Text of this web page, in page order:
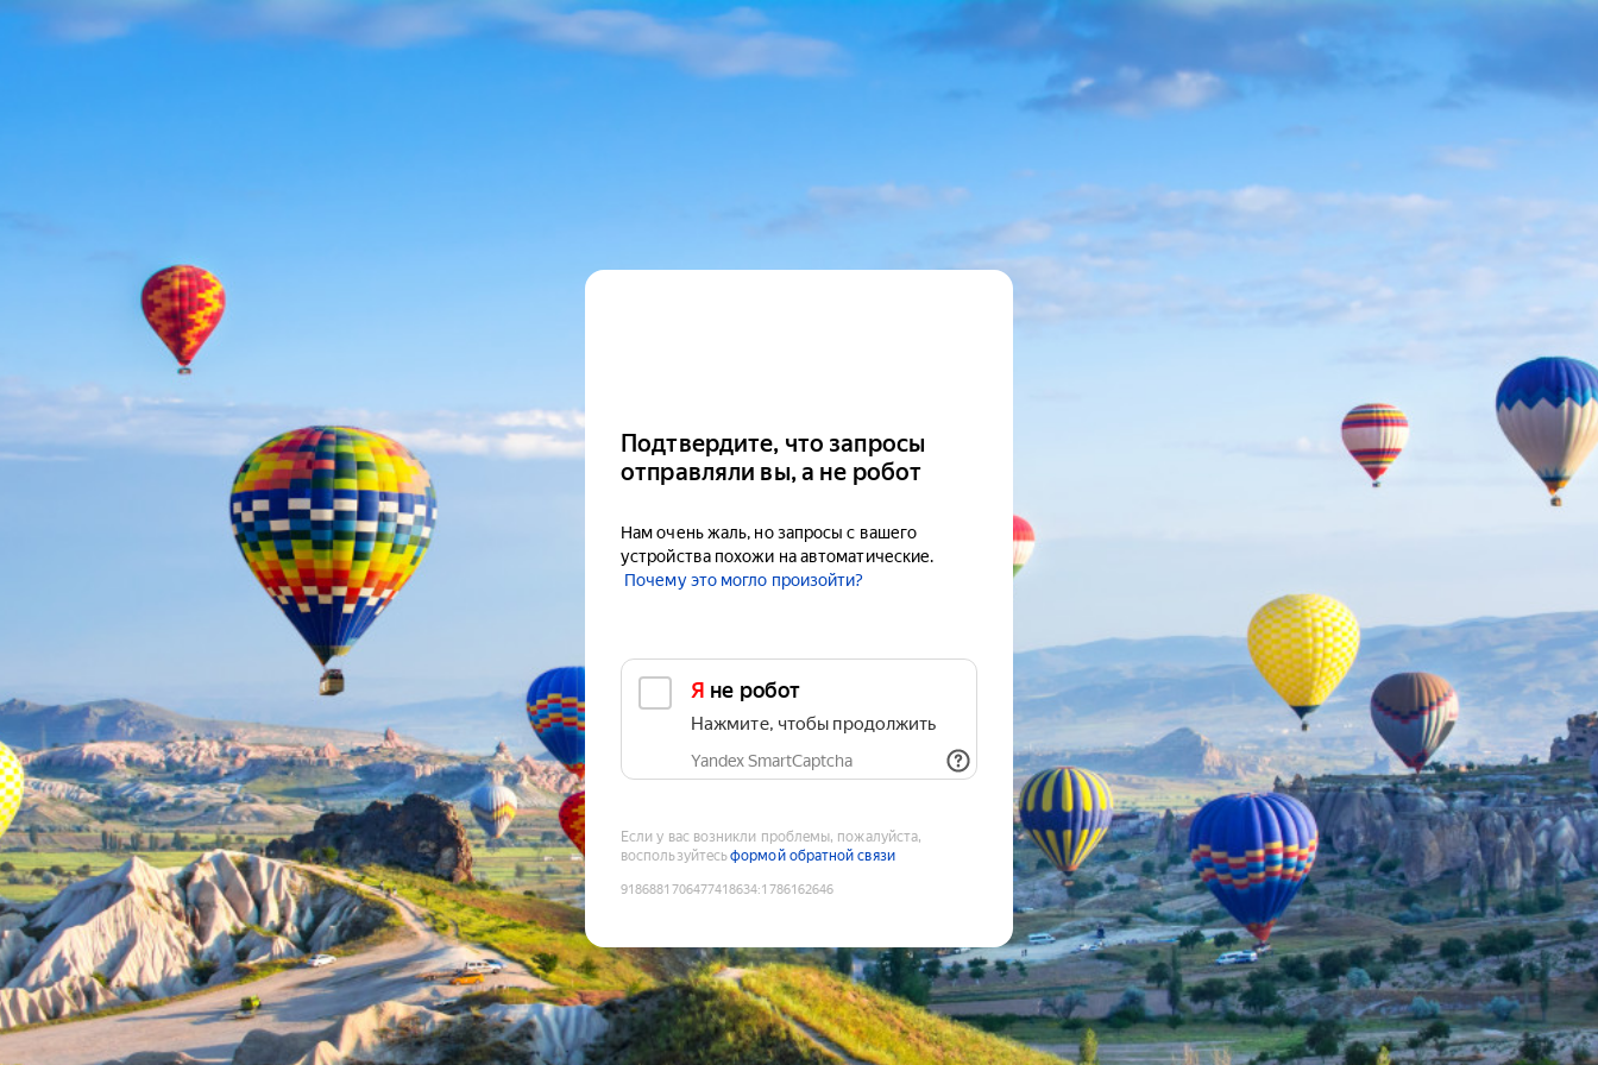
Подтвердите, что запросы
отправляли вы, а не робот
Нам очень жаль, но запросы с вашего
устройства похожи на автоматические.
Почему это могло произойти?
Я не робот
Нажмите, чтобы продолжить
Yandex SmartCaptcha
Если у вас возникли проблемы, пожалуйста,
воспользуйтесьформой обратной связи
9186881706477418634:1786162646